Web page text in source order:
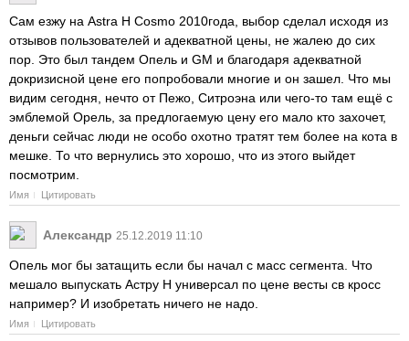
Сам езжу на Astra H Cosmo 2010года, выбор сделал исходя из
отзывов пользователей и адекватной цены, не жалею до сих
пор. Это был тандем Опель и GM и благодаря адекватной
докризисной цене его попробовали многие и он зашел. Что мы
видим сегодня, нечто от Пежо, Ситроэна или чего-то там ещё с
эмблемой Орель, за предлогаемую цену его мало кто захочет,
деньги сейчас люди не особо охотно тратят тем более на кота в
мешке. То что вернулись это хорошо, что из этого выйдет
посмотрим.
Имя Цитировать
Александр 25.12.2019 11:10
Опель мог бы затащить если бы начал с масс сегмента. Что
мешало выпускать Астру H универсал по цене весты св кросс
например? И изобретать ничего не надо.
Имя Цитировать